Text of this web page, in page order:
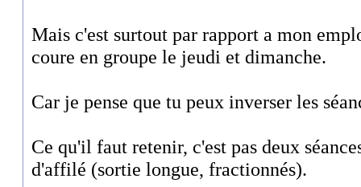
Mais c'est surtout par rapport a mon
coure en groupe le jeudi et dimanche.
Car je pense que tu peux inverser les
Ce qu'il faut retenir, c'est pas deux
d'affilé (sortie longue, fractionnés).